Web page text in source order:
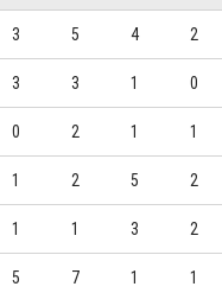
3 5 4 2
3 3 1 0
0 2 1 1
1 2 5 2
1 1 3 2
5 7 1 1